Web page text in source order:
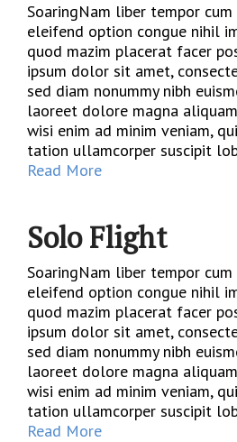
SoaringNam liber tempor
eleifend option congue nihil
quod mazim placerat facer
ipsum dolor sit amet,
sed diam nonummy nibh
laoreet dolore magna
wisi enim ad minim veniam,
tation ullamcorper suscipit
Read More
Solo Flight
SoaringNam liber tempor
eleifend option congue nihil
quod mazim placerat facer
ipsum dolor sit amet,
sed diam nonummy nibh
laoreet dolore magna
wisi enim ad minim veniam,
tation ullamcorper suscipit
Read More